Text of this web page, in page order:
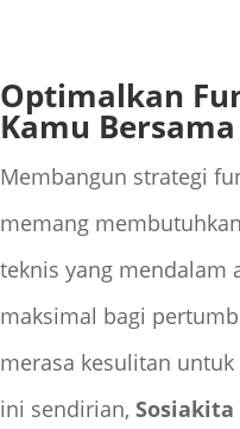
Optimalkan
Kamu
Membangun strategi
memang
teknis yang mendalam
maksimal bagi
merasa kesulitan
ini sendirian, Sosiakita